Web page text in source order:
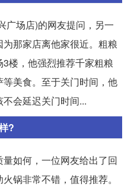
广场店)的网友提问，另一
那家店离他家很近。粗粮
楼，他强烈推荐千家粗粮
美食。至于关门时间，他
会延迟关门时间...
?
如何，一位网友给出了回
锅非常不错，值得推荐。